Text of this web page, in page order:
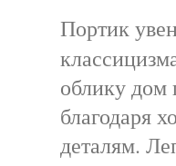
Портик
облику дом
благодаря
деталям.